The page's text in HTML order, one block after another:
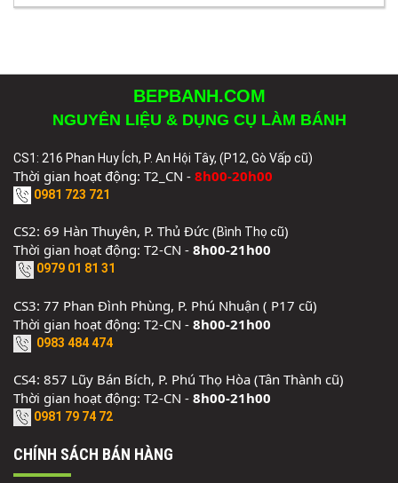
BEPBANH.COM
NGUYÊN LIỆU & DỤNG CỤ LÀM BÁNH
CS1: 216 Phan Huy Ích, P. An Hội Tây, (P12, Gò Vấp cũ)
Thời gian hoạt động: T2_CN - 8h00-20h00
0981 723 721
CS2: 69 Hàn Thuyên, P. Thủ Đức (Bình Thọ cũ)
Thời gian hoạt động: T2-CN - 8h00-21h00
0979 01 81 31
CS3: 77 Phan Đình Phùng, P. Phú Nhuận ( P17 cũ)
Thời gian hoạt động: T2-CN - 8h00-21h00
0983 484 474
CS4: 857 Lũy Bán Bích, P. Phú Thọ Hòa (Tân Thành cũ)
Thời gian hoạt động: T2-CN - 8h00-21h00
0981 79 74 72
CHÍNH SÁCH BÁN HÀNG